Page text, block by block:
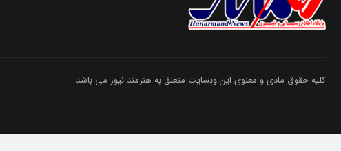
کلیه حقوق مادی و معنوی این وبسایت متعلق به هنرمند نیوز می باشد